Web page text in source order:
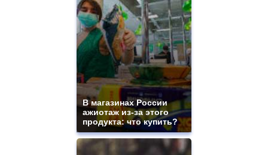
В магазинах России
ажиотаж из-за этого
продукта: что купить?